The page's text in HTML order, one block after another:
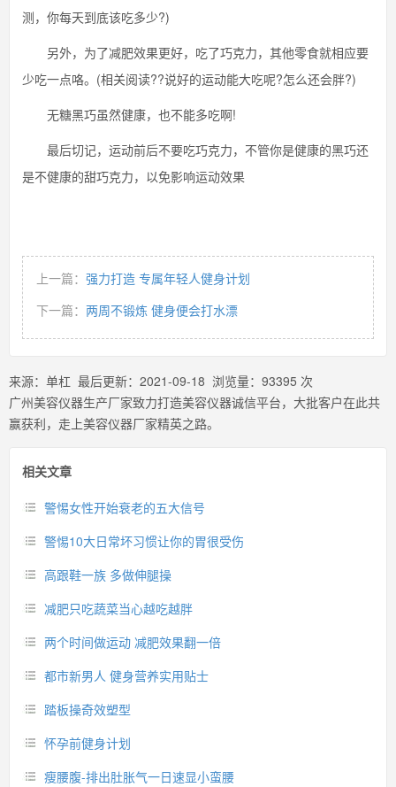
测，你每天到底该吃多少?)
另外，为了减肥效果更好，吃了巧克力，其他零食就相应要
少吃一点咯。(相关阅读??说好的运动能大吃呢?怎么还会胖?)
无糖黑巧虽然健康，也不能多吃啊!
最后切记，运动前后不要吃巧克力，不管你是健康的黑巧还
是不健康的甜巧克力，以免影响运动效果
上一篇： 强力打造 专属年轻人健身计划
下一篇： 两周不锻炼 健身便会打水漂
来源： 单杠 最后更新： 2021-09-18 浏览量： 93395 次
广州美容仪器生产厂家致力打造美容仪器诚信平台，大批客户在此共
赢获利，走上美容仪器厂家精英之路。
相关文章
警惕女性开始衰老的五大信号
警惕10大日常坏习惯让你的胃很受伤
高跟鞋一族 多做伸腿操
减肥只吃蔬菜当心越吃越胖
两个时间做运动 减肥效果翻一倍
都市新男人 健身营养实用贴士
踏板操奇效塑型
怀孕前健身计划
瘦腰腹-排出肚胀气一日速显小蛮腰